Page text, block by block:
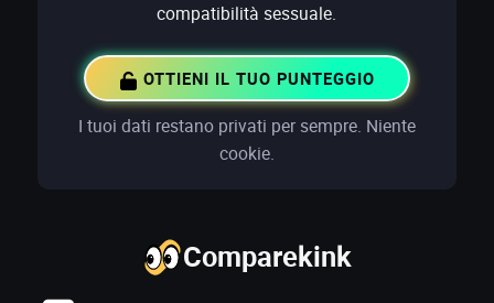
compatibilità sessuale.
OTTIENI IL TUO PUNTEGGIO
I tuoi dati restano privati per sempre. Niente
cookie.
Comparekink